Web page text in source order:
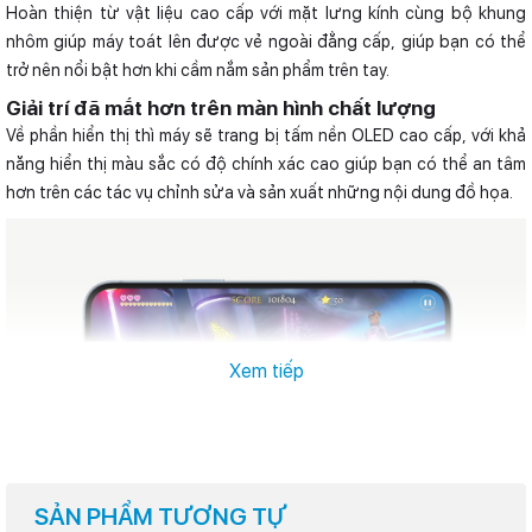
Hoàn thiện từ vật liệu cao cấp với mặt lưng kính cùng bộ khung
nhôm giúp máy toát lên được vẻ ngoài đẳng cấp, giúp bạn có thể
trở nên nổi bật hơn khi cầm nắm sản phẩm trên tay.
Giải trí đã mắt hơn trên màn hình chất lượng
Về phần hiển thị thì máy sẽ trang bị tấm nền OLED cao cấp, với khả
năng hiển thị màu sắc có độ chính xác cao giúp bạn có thể an tâm
hơn trên các tác vụ chỉnh sửa và sản xuất những nội dung đồ họa.
Xem tiếp
SẢN PHẨM TƯƠNG TỰ